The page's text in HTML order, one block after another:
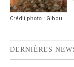
Crédit photo : Gibou
DERNIÈRES